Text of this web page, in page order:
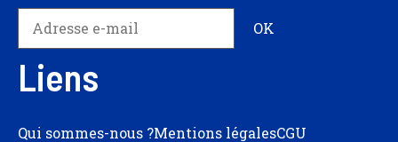
Liens
Qui sommes-nous ?Mentions légalesCGU